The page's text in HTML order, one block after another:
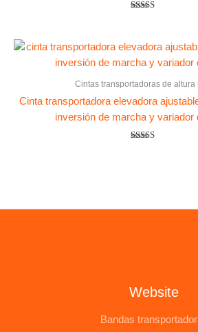
de 5
Cintas transportadoras de altura
Cinta transportadora elevadora
inversión de marcha y variador
Website
Bandas